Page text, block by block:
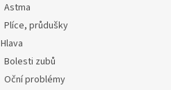
Astma
Plíce, průdušky
Hlava
Bolesti zubů
Oční problémy